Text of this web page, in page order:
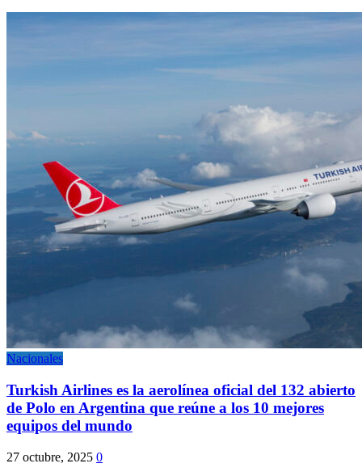
Nacionales
Turkish Airlines es la aerolínea oficial del 132 abierto
de Polo en Argentina que reúne a los 10 mejores
equipos del mundo
27 octubre, 2025 0